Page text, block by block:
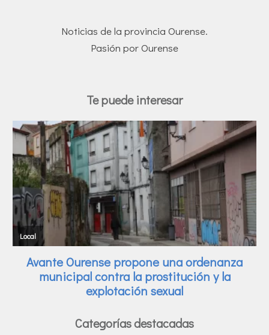
Noticias de la provincia Ourense.
Pasión por Ourense
Te puede interesar
Categorías destacadas